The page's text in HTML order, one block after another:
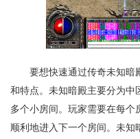
要想快速通过传奇未知暗
和特点。未知暗殿主要分为中
多个小房间。玩家需要在每
顺利地进入下一个房间。未